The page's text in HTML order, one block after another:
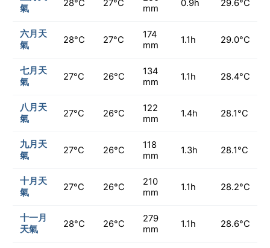
氣
28°C 27°C
mm
0.9h 29.6°C
六月天
氣
28°C 27°C
174
mm
1.1h 29.0°C
七月天
氣
27°C 26°C
134
mm
1.1h 28.4°C
八月天
氣
27°C 26°C
122
mm
1.4h 28.1°C
九月天
氣
27°C 26°C
118
mm
1.3h 28.1°C
十月天
氣
27°C 26°C
210
mm
1.1h 28.2°C
十一月
天氣
28°C 26°C
279
mm
1.1h 28.6°C